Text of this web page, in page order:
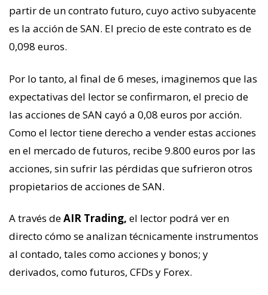
partir de un contrato futuro, cuyo activo subyacente
es la acción de SAN. El precio de este contrato es de
0,098 euros.
Por lo tanto, al final de 6 meses, imaginemos que las
expectativas del lector se confirmaron, el precio de
las acciones de SAN cayó a 0,08 euros por acción.
Como el lector tiene derecho a vender estas acciones
en el mercado de futuros, recibe 9.800 euros por las
acciones, sin sufrir las pérdidas que sufrieron otros
propietarios de acciones de SAN.
A través deAIR Trading, el lector podrá ver en
directo cómo se analizan técnicamente instrumentos
al contado, tales como acciones y bonos; y
derivados, como futuros, CFDs y Forex.